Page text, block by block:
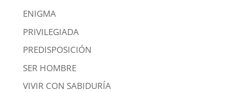
ENIGMA
PRIVILEGIADA
PREDISPOSICIÓN
SER HOMBRE
VIVIR CON SABIDURÍA